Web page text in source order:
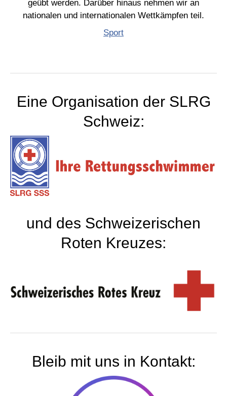
geübt werden. Darüber hinaus nehmen wir an
nationalen und internationalen Wettkämpfen teil.
Sport
Eine Organisation der SLRG
Schweiz:
und des Schweizerischen
Roten Kreuzes:
Bleib mit uns in Kontakt: